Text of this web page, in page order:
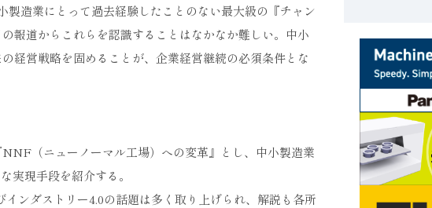
造業にとって過去経験したことのない最大級の『チャン
報道からこれらを認識することはなかなか難しい。中小
経営戦略を固めることが、企業経営継続の必須条件とな
（ニューノーマル工場）への変革』とし、中小製造業
実現手段を紹介する。
ンダストリー4.0の話題は多く取り上げられ、解説も各所